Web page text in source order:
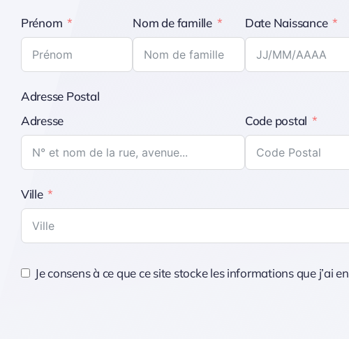
Prénom Nom de famille Date Naissance
Adresse Postal
Adresse
Code postal
Ville
Je consens à ce que ce site stocke les informations que j’ai